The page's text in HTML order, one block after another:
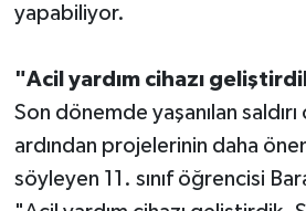
yapabiliyor.
"Acil yardım cihazı
Son dönemde yaşanılan saldırı
ardından projelerinin daha
söyleyen 11. sınıf öğrencisi